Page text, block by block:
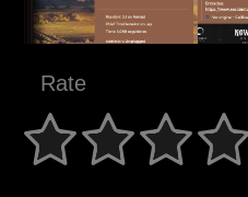
Rate